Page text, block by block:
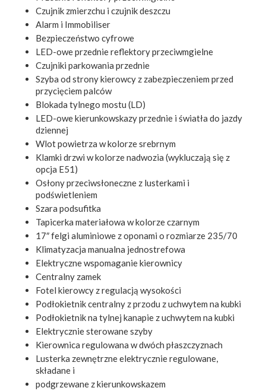
Czujnik zmierzchu i czujnik deszczu
Alarm i Immobiliser
Bezpieczeństwo cyfrowe
LED-owe przednie reflektory przeciwmgielne
Czujniki parkowania przednie
Szyba od strony kierowcy z zabezpieczeniem przed
przycięciem palców
Blokada tylnego mostu (LD)
LED-owe kierunkowskazy przednie i światła do jazdy
dziennej
Wlot powietrza w kolorze srebrnym
Klamki drzwi w kolorze nadwozia (wykluczają się z
opcja E51)
Osłony przeciwsłoneczne z lusterkami i
podświetleniem
Szara podsufitka
Tapicerka materiałowa w kolorze czarnym
17″ felgi aluminiowe z oponami o rozmiarze 235/70
Klimatyzacja manualna jednostrefowa
Elektryczne wspomaganie kierownicy
Centralny zamek
Fotel kierowcy z regulacją wysokości
Podłokietnik centralny z przodu z uchwytem na kubki
Podłokietnik na tylnej kanapie z uchwytem na kubki
Elektrycznie sterowane szyby
Kierownica regulowana w dwóch płaszczyznach
Lusterka zewnętrzne elektrycznie regulowane,
składane i
podgrzewane z kierunkowskazem